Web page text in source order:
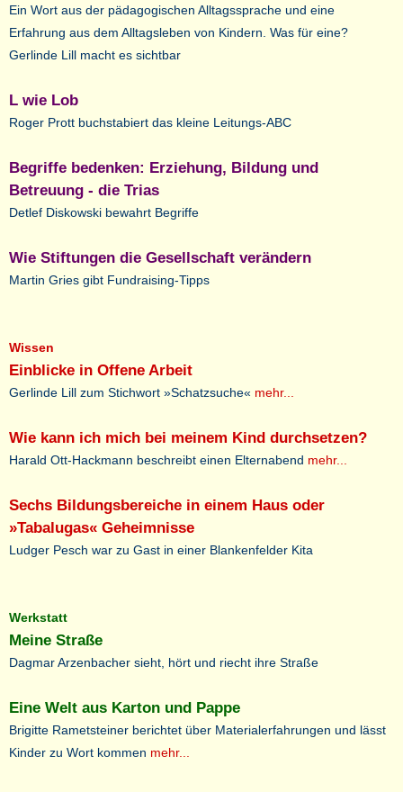
Ein Wort aus der pädagogischen Alltagssprache und eine
Erfahrung aus dem Alltagsleben von Kindern. Was für eine?
Gerlinde Lill macht es sichtbar
L wie Lob
Roger Prott buchstabiert das kleine Leitungs-ABC
Begriffe bedenken: Erziehung, Bildung und
Betreuung - die Trias
Detlef Diskowski bewahrt Begriffe
Wie Stiftungen die Gesellschaft verändern
Martin Gries gibt Fundraising-Tipps
Wissen
Einblicke in Offene Arbeit
Gerlinde Lill zum Stichwort »Schatzsuche« mehr...
Wie kann ich mich bei meinem Kind durchsetzen?
Harald Ott-Hackmann beschreibt einen Elternabend mehr...
Sechs Bildungsbereiche in einem Haus oder
»Tabalugas« Geheimnisse
Ludger Pesch war zu Gast in einer Blankenfelder Kita
Werkstatt
Meine Straße
Dagmar Arzenbacher sieht, hört und riecht ihre Straße
Eine Welt aus Karton und Pappe
Brigitte Rametsteiner berichtet über Materialerfahrungen und lässt
Kinder zu Wort kommen mehr...